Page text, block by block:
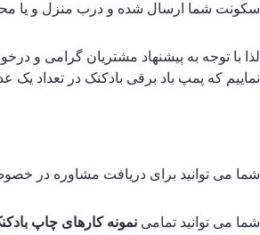
سکونت شما ارسال شده و درب منزل و یا
لذا با توجه به پیشنهاد مشتریان گرامی و
نماییم که پمپ باد برقی بادکنک در تعداد یک
شما می توانید برای دریافت مشاوره در
شما می توانید تمامی نمونه کارهای چاپ